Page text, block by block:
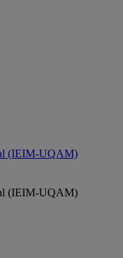
(IEIM-UQAM)
(IEIM-UQAM)